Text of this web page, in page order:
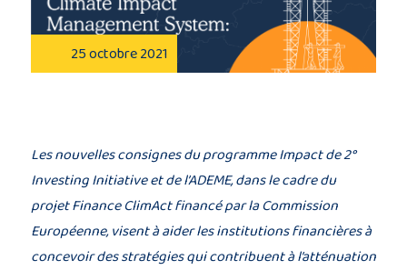
Contact
25 octobre 2021
Les nouvelles consignes du programme Impact de 2°
Investing Initiative et de l’ADEME, dans le cadre du
projet Finance ClimAct financé par la Commission
Européenne, visent à aider les institutions financières à
concevoir des stratégies qui contribuent à l’atténuation